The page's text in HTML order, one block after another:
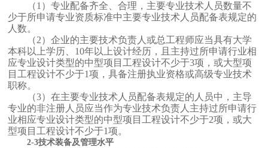
（1）专业配备齐全、合理，主要专业技术人员数量不
少于所申请专业资质标准中主要专业技术人员配备表规定的
人数。
（2）企业的主要技术负责人或总工程师应当具有大学
本科以上学历、10年以上设计经历，且主持过所申请行业相
应专业设计类型的中型项目工程设计不少于3项，或大型项
目工程设计不少于1项，具备注册执业资格或高级专业技术
职称。
（3）在主要专业技术人员配备表规定的人员中，主导
专业的非注册人员应当作为专业技术负责人主持过所申请行
业相应专业设计类型的中型项目工程设计不少于2项，或大
型项目工程设计不少于1项。
2-3技术装备及管理水平